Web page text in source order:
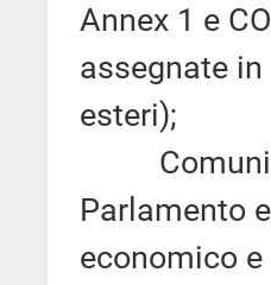
Annex 1 e
assegnate
esteri);
Parlamento
economico